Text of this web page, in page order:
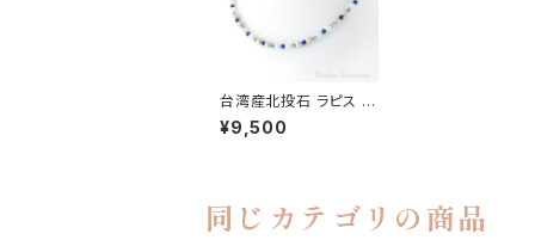
台湾産北投石 ラピス お
しゃれ 磁気ネックレス
Silver925マグネットク
¥9,500
同じカテゴリの商品